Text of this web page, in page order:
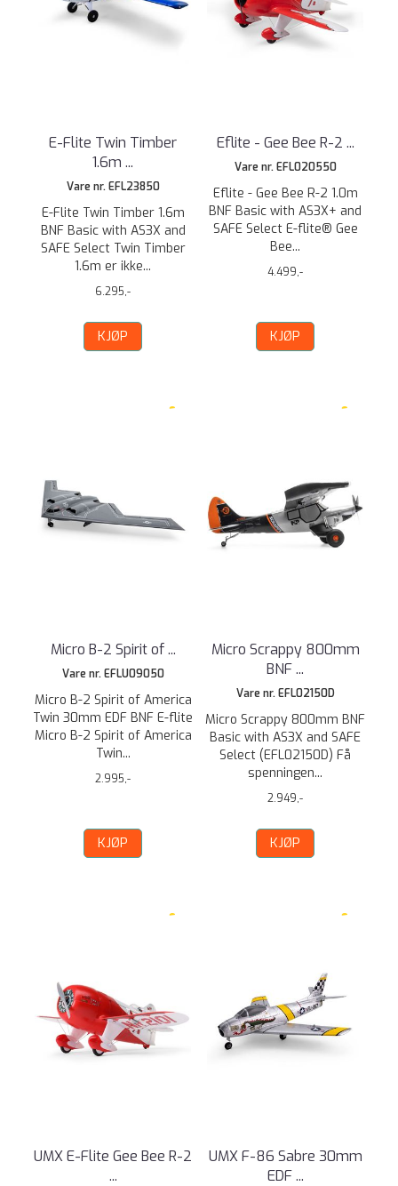
E-Flite Twin Timber
1.6m ...
Vare nr. EFL23850
E-Flite Twin Timber 1.6m
BNF Basic with AS3X and
SAFE Select Twin Timber
1.6m er ikke...
6.295,-
KJØP
Eflite - Gee Bee R-2 ...
Vare nr. EFL020550
Eflite - Gee Bee R-2 1.0m
BNF Basic with AS3X+ and
SAFE Select E-flite® Gee
Bee...
4.499,-
KJØP
Micro B-2 Spirit of ...
Vare nr. EFLU09050
Micro B-2 Spirit of America
Twin 30mm EDF BNF E-flite
Micro B-2 Spirit of America
Twin...
2.995,-
KJØP
Micro Scrappy 800mm
BNF ...
Vare nr. EFL02150D
Micro Scrappy 800mm BNF
Basic with AS3X and SAFE
Select (EFL02150D) Få
spenningen...
2.949,-
KJØP
UMX E-Flite Gee Bee R-2
...
UMX F-86 Sabre 30mm
EDF ...